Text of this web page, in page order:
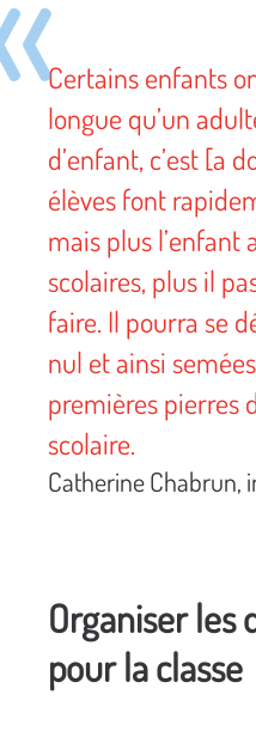
Certains enfants
longue qu’un
d’enfant, c’est [a
élèves font
mais plus l’enfant
scolaires, plus il
faire. Il pourra se
nul et ainsi
premières pierres
scolaire.
Catherine Chabrun,
Organiser les
pour la classe